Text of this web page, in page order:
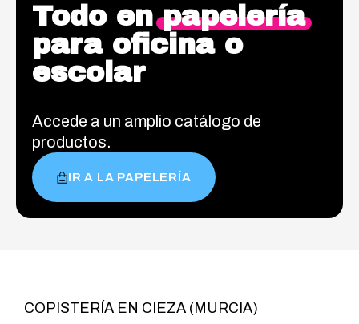
Todo enpapelería
para oficina o
escolar
Accede a un amplio catálogo de
productos.
IR A LA PAPELERÍA
COPISTERÍA EN CIEZA (MURCIA)